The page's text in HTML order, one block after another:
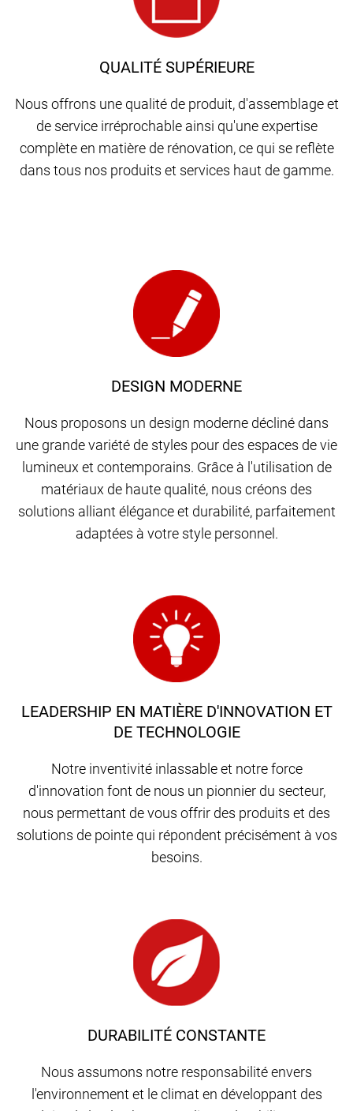
QUALITÉ SUPÉRIEURE
Nous offrons une qualité de produit, d'assemblage et
de service irréprochable ainsi qu'une expertise
complète en matière de rénovation, ce qui se reflète
dans tous nos produits et services haut de gamme.
DESIGN MODERNE
Nous proposons un design moderne décliné dans
une grande variété de styles pour des espaces de vie
lumineux et contemporains. Grâce à l'utilisation de
matériaux de haute qualité, nous créons des
solutions alliant élégance et durabilité, parfaitement
adaptées à votre style personnel.
DURABILITÉ CONSTANTE
Nous assumons notre responsabilité envers
l'environnement et le climat en développant des
LEADERSHIP EN MATIÈRE D'INNOVATION ET
DE TECHNOLOGIE
Notre inventivité inlassable et notre force
d'innovation font de nous un pionnier du secteur,
nous permettant de vous offrir des produits et des
solutions de pointe qui répondent précisément à vos
besoins.